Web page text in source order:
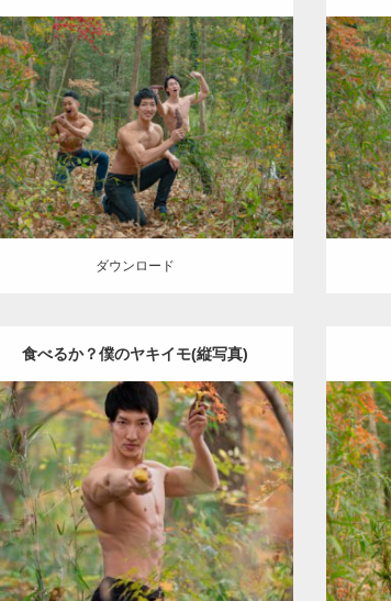
Update:2022.01.22
Category:紅葉とマッチョ inori
AKIHITO(細マッチョ) SOSUKE 外資系
筋肉
ダウンロード
ダウンロード
ダウ
食べるか？僕のヤキイモ(縦写真)
Update:2022.01.22
Category: 紅葉とマッチョ
kaichan
AKIHITO(細マッチョ)
腹筋
ダウンロード ダウ